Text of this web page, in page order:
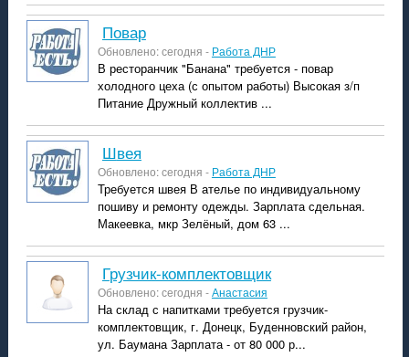
повар
Обновлено: сегодня - Работа ДНР
В ресторанчик "Банана" требуется - повар
холодного цеха (с опытом работы) Высокая з/п
Питание Дружный коллектив ...
швея
Обновлено: сегодня - Работа ДНР
Требуется швея В ателье по индивидуальному
пошиву и ремонту одежды. Зарплата сдельная.
Макеевка, мкр Зелёный, дом 63 ...
Грузчик-комплектовщик
Обновлено: сегодня -Анастасия
На склад с напитками требуется грузчик-
комплектовщик, г. Донецк, Буденновский район,
ул. Баумана Зарплата - от 80 000 р...